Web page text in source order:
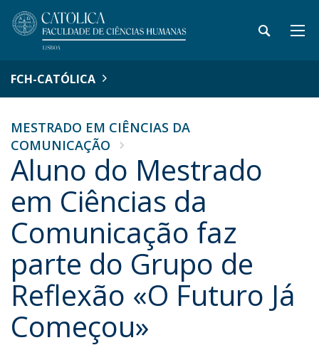
FCH-CATÓLICA
MESTRADO EM CIÊNCIAS DA
COMUNICAÇÃO
Aluno do Mestrado
em Ciências da
Comunicação faz
parte do Grupo de
Reflexão «O Futuro Já
Começou»